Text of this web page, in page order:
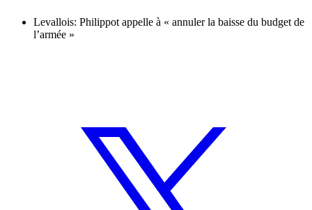
Levallois: Philippot appelle à « annuler la baisse du budget de
l’armée »